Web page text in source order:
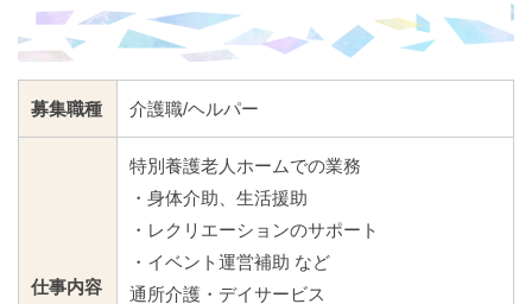
募集職種 介護職/ヘルパー
仕事内容
特別養護老人ホームでの業務
・身体介助、生活援助
・レクリエーションのサポート
・イベント運営補助 など
通所介護・デイサービス